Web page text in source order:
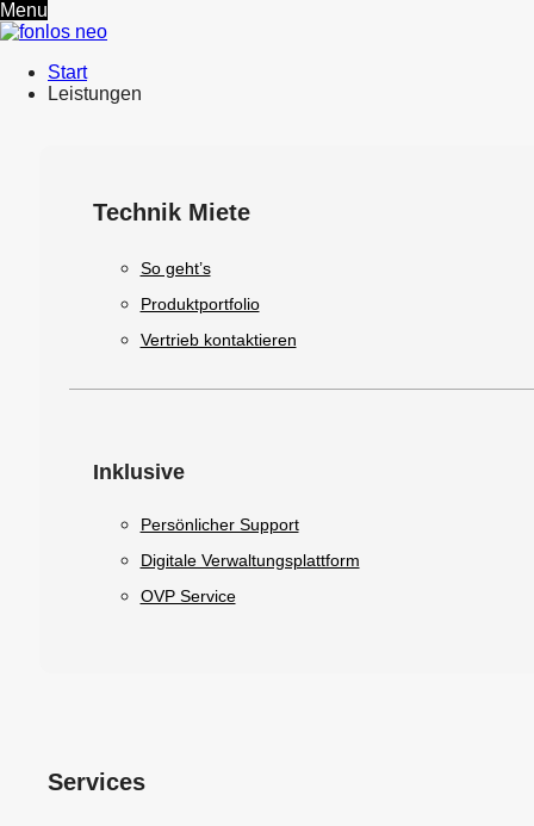
Menu
Start
Leistungen
Technik Miete
So geht’s
Produktportfolio
Vertrieb kontaktieren
Inklusive
Persönlicher Support
Digitale Verwaltungsplattform
OVP Service
Services